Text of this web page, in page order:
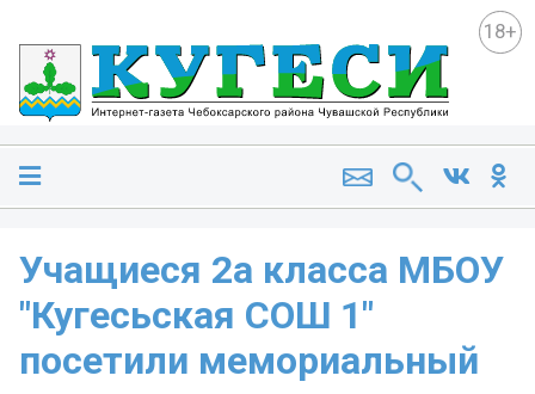
18+
Учащиеся 2а класса МБОУ
"Кугесьская СОШ 1"
посетили мемориальный